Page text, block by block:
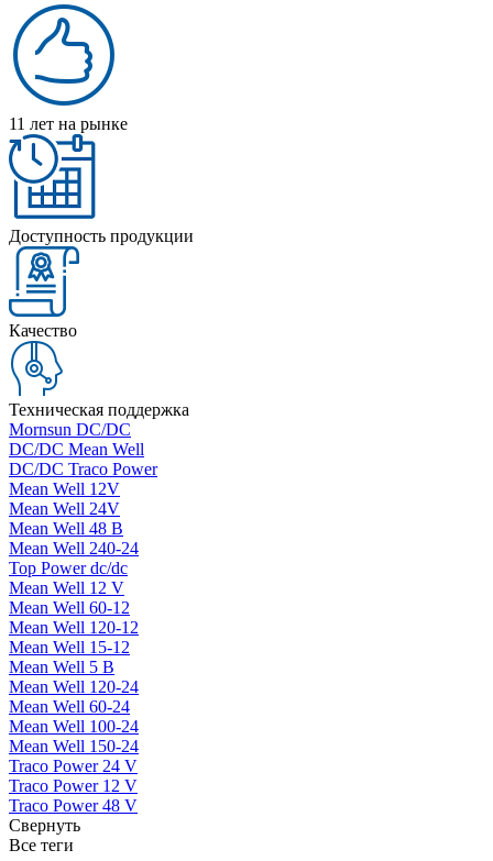
11 лет на рынке
Доступность продукции
Качество
Техническая поддержка
Mornsun DC/DC
DC/DC Mean Well
DC/DC Traco Power
Mean Well 12V
Mean Well 24V
Mean Well 48 В
Mean Well 240-24
Top Power dc/dc
Mean Well 12 V
Mean Well 60-12
Mean Well 120-12
Mean Well 15-12
Mean Well 5 В
Mean Well 120-24
Mean Well 60-24
Mean Well 100-24
Mean Well 150-24
Traco Power 24 V
Traco Power 12 V
Traco Power 48 V
Свернуть
Все теги